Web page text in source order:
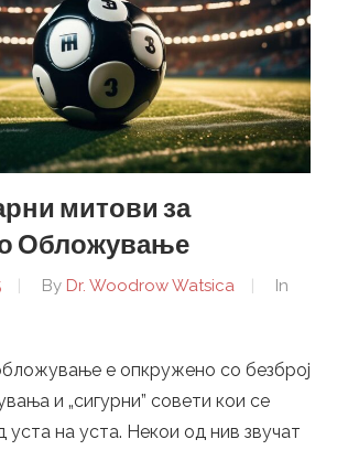
митови за
Обложување
By Dr. Woodrow Watsica
In
е опкружено со безброј
и „сигурни” совети кои се
уста на уста. Некои од нив звучат